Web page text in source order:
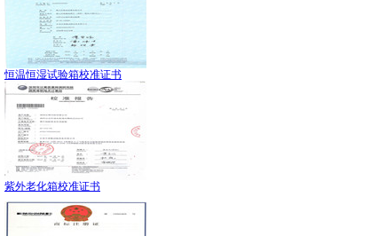
恒温恒湿试验箱校准证书
紫外老化箱校准证书